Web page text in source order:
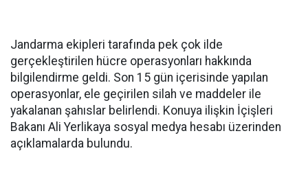
Jandarma ekipleri tarafında pek çok ilde
gerçekleştirilen hücre operasyonları hakkında
bilgilendirme geldi. Son 15 gün içerisinde yapılan
operasyonlar, ele geçirilen silah ve maddeler ile
yakalanan şahıslar belirlendi. Konuya ilişkin İçişleri
Bakanı Ali Yerlikaya sosyal medya hesabı üzerinden
açıklamalarda bulundu.